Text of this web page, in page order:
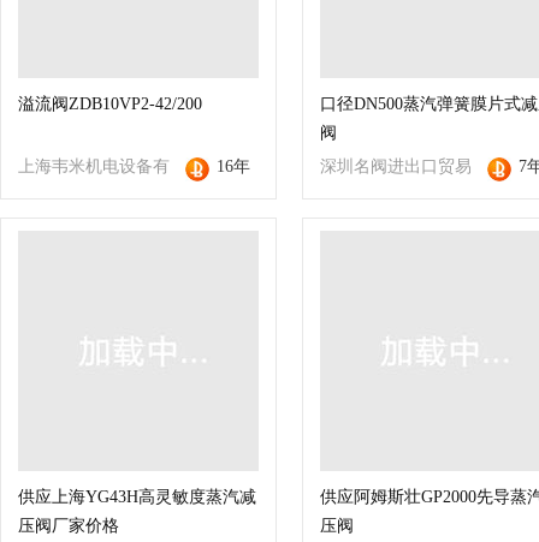
溢流阀ZDB10VP2-42/200
上海韦米机电设备有
限公司
16年
口径DN500蒸汽弹簧膜片式
阀
深圳名阀进出口贸易
有限公司
7
供应上海YG43H高灵敏度蒸汽减
压阀厂家价格
供应阿姆斯壮GP2000先导蒸
压阀